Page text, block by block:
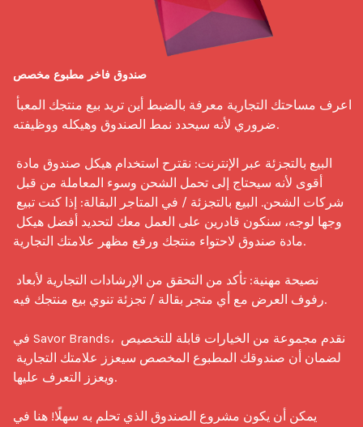
ضروري لأنه سيحدد نمط الصندوق وهيكله ووظيفته.
مادة صندوق لاحتواء منتجك ورفع مظهر علامتك التجارية.
رفوف العرض مع أي متجر بقالة / تجزئة تنوي بيع منتجك فيه.
في Savor Brands، نقدم مجموعة من الخيارات قابلة للتخصيص
ويعزز التعرف عليها.
يمكن أن يكون مشروع الصندوق الذي تحلم به سهلًا! هنا في
صندوق فاخر مطبوع مخصص